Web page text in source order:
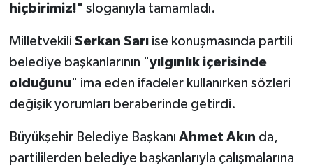
hiçbirimiz!" sloganıyla tamamladı.
Milletvekili Serkan Sarı ise konuşmasında partili
belediye başkanlarının "yılgınlık içerisinde
olduğunu" ima eden ifadeler kullanırken sözleri
değişik yorumları beraberinde getirdi.
Büyükşehir Belediye Başkanı Ahmet Akın da,
partililerden belediye başkanlarıyla çalışmalarına